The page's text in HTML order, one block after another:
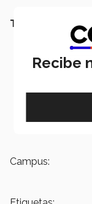
TAMBIÉN TE
Campus:
Recibe